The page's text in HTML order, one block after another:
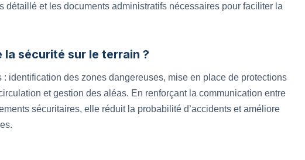
et les documents administratifs nécessaires pour faciliter la
sécurité sur le terrain ?
identification des zones dangereuses, mise en place de protections
et gestion des aléas. En renforçant la communication entre
sécuritaires, elle réduit la probabilité d’accidents et améliore